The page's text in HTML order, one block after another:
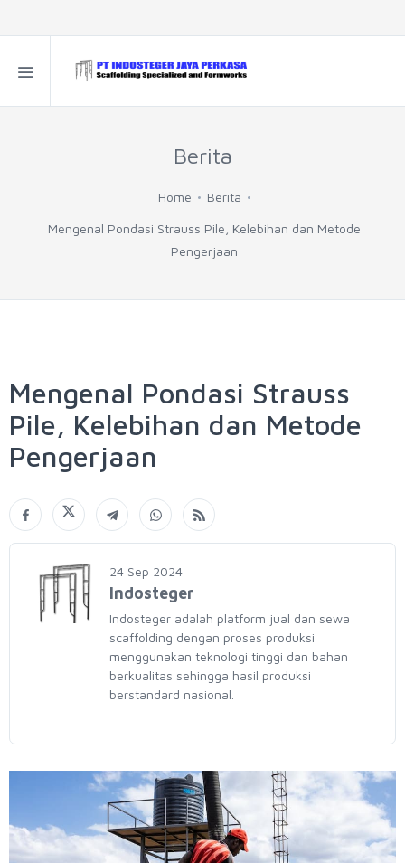
Berita
Home Berita
Mengenal Pondasi Strauss Pile, Kelebihan dan Metode
Pengerjaan
Mengenal Pondasi Strauss
Pile, Kelebihan dan Metode
Pengerjaan
24 Sep 2024
Indosteger
Indosteger adalah platform jual dan sewa
scaffolding dengan proses produksi
menggunakan teknologi tinggi dan bahan
berkualitas sehingga hasil produksi
berstandard nasional.